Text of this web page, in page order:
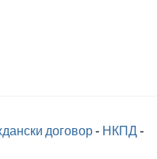
договор- НКПД -